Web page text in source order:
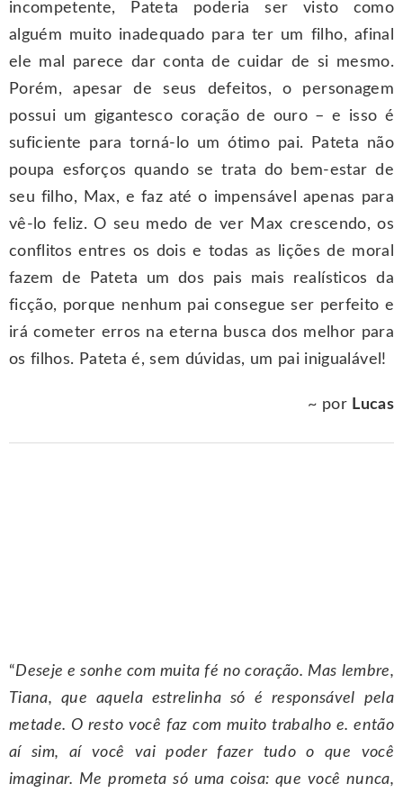
incompetente, Pateta poderia ser visto como
alguém muito inadequado para ter um filho, afinal
ele mal parece dar conta de cuidar de si mesmo.
Porém, apesar de seus defeitos, o personagem
possui um gigantesco coração de ouro – e isso é
suficiente para torná-lo um ótimo pai. Pateta não
poupa esforços quando se trata do bem-estar de
seu filho, Max, e faz até o impensável apenas para
vê-lo feliz. O seu medo de ver Max crescendo, os
conflitos entres os dois e todas as lições de moral
fazem de Pateta um dos pais mais realísticos da
ficção, porque nenhum pai consegue ser perfeito e
irá cometer erros na eterna busca dos melhor para
os filhos. Pateta é, sem dúvidas, um pai inigualável!
~ por Lucas
“Deseje e sonhe com muita fé no coração. Mas lembre,
Tiana, que aquela estrelinha só é responsável pela
metade. O resto você faz com muito trabalho e. então
aí sim, aí você vai poder fazer tudo o que você
imaginar. Me prometa só uma coisa: que você nunca,